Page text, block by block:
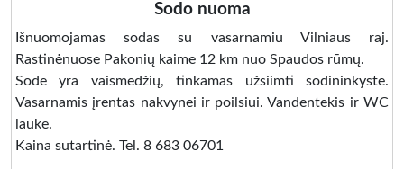
Sodo nuoma
Išnuomojamas sodas su vasarnamiu Vilniaus raj.
Rastinėnuose Pakonių kaime 12 km nuo Spaudos rūmų.
Sode yra vaismedžių, tinkamas užsiimti sodininkyste.
Vasarnamis įrentas nakvynei ir poilsiui. Vandentekis ir WC
lauke.
Kaina sutartinė. Tel. 8 683 06701